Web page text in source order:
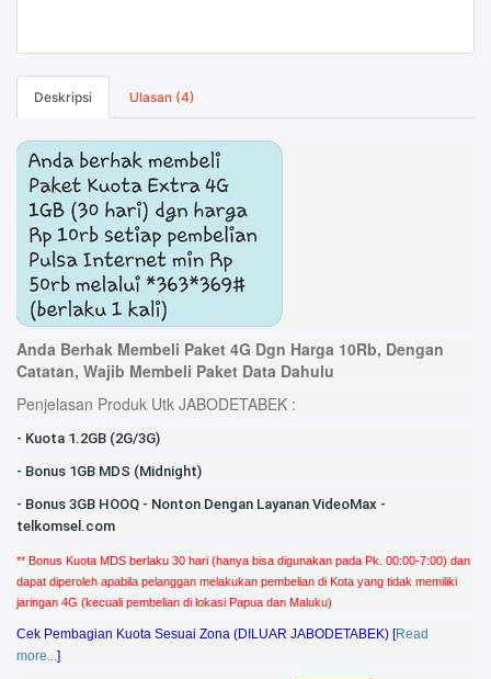
Deskripsi Ulasan (4)
Anda Berhak Membeli Paket 4G Dgn Harga 10Rb, Dengan
Catatan, Wajib Membeli Paket Data Dahulu
Penjelasan Produk Utk JABODETABEK :
- Kuota 1.2GB (2G/3G)
- Bonus 1GB MDS (Midnight)
- Bonus 3GB HOOQ - Nonton Dengan Layanan VideoMax -
telkomsel.com
** Bonus Kuota MDS berlaku 30 hari (hanya bisa digunakan pada Pk. 00:00-7:00) dan
dapat diperoleh apabila pelanggan melakukan pembelian di Kota yang tidak memiliki
jaringan 4G (kecuali pembelian di lokasi Papua dan Maluku)
Cek Pembagian Kuota Sesuai Zona (DILUAR JABODETABEK) [Read
more...]